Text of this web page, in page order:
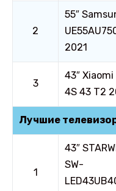
2
55″
2021
3
43″ Xiaomi
4S 43 T2
Лучшие
1
43″
SW-